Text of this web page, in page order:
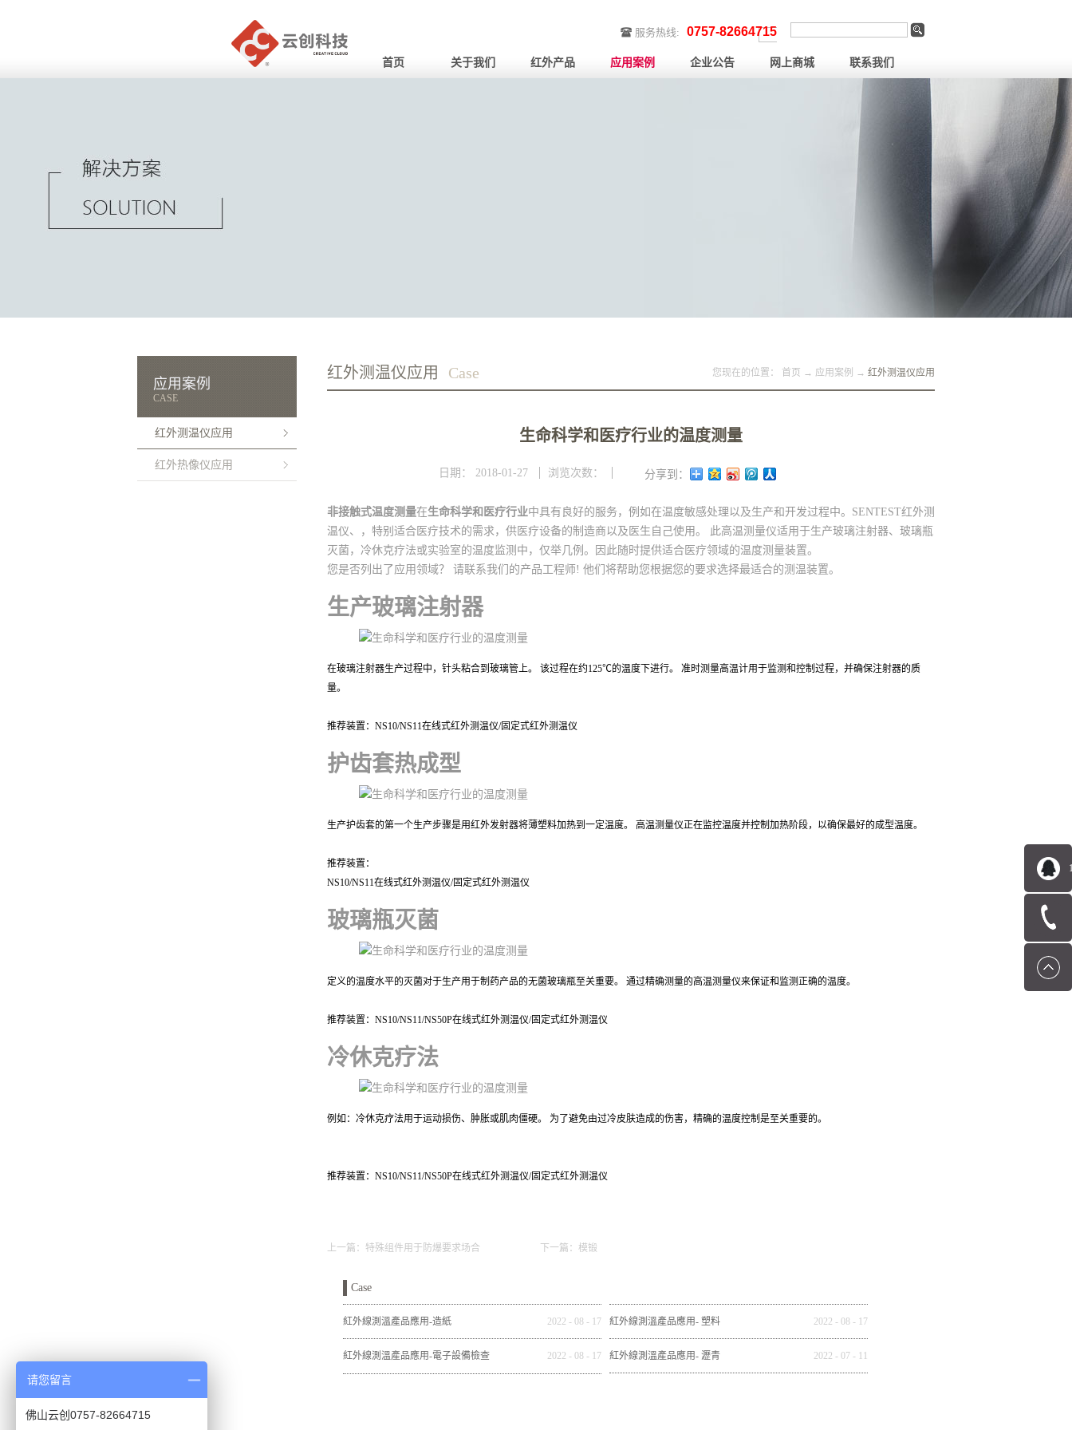
服务热线: 0757-82664715
首页 关于我们 红外产品 应用案例 企业公告 网上商城 联系我们
应用案例
CASE
红外测温仪应用
红外热像仪应用
Case
红外测温仪应用 您现在的位置： 首页 → 应用案例 → 红外测温仪应用
生命科学和医疗行业的温度测量
日期： 2018-01-27 浏览次数：
非接触式温度测量在生命科学和医疗行业中具有良好的服务，例如在温度敏感处理以及生产和开发过程中。SENTEST红外测
温仪、，特别适合医疗技术的需求，供医疗设备的制造商以及医生自己使用。 此高温测量仪适用于生产玻璃注射器、玻璃瓶
灭菌，冷休克疗法或实验室的温度监测中，仅举几例。因此随时提供适合医疗领域的温度测量装置。
您是否列出了应用领域？ 请联系我们的产品工程师! 他们将帮助您根据您的要求选择最适合的测温装置。
生产玻璃注射器
在玻璃注射器生产过程中，针头粘合到玻璃管上。 该过程在约125℃的温度下进行。 准时测量高温计用于监测和控制过程，并确保注射器的质
量。
推荐装置：NS10/NS11在线式红外测温仪/固定式红外测温仪
护齿套热成型
生产护齿套的第一个生产步骤是用红外发射器将薄塑料加热到一定温度。 高温测量仪正在监控温度并控制加热阶段，以确保最好的成型温度。
推荐装置：
NS10/NS11在线式红外测温仪/固定式红外测温仪
玻璃瓶灭菌
定义的温度水平的灭菌对于生产用于制药产品的无菌玻璃瓶至关重要。 通过精确测量的高温测量仪来保证和监测正确的温度。
推荐装置： NS10/NS11/NS50P在线式红外测温仪/固定式红外测温仪
冷休克疗法
例如：冷休克疗法用于运动损伤、肿胀或肌肉僵硬。 为了避免由过冷皮肤造成的伤害，精确的温度控制是至关重要的。
推荐装置： NS10/NS11/NS50P在线式红外测温仪/固定式红外测温仪
上一篇： 特殊组件用于防爆要求场合 下一篇： 模锻
Case
紅外線測溫產品應用-造紙 2022 - 08 - 17 紅外線測溫產品應用- 塑料 2022 - 08 - 17
紅外線測溫產品應用-電子設備檢查 2022 - 08 - 17 紅外線測溫產品應用- 瀝青 2022 - 07 - 11
分享到：
请您留言
佛山云创0757-82664715